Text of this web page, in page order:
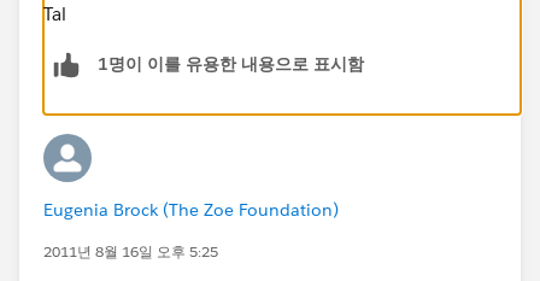
Tal
1명이 이를 유용한 내용으로 표시함
Eugenia Brock (The Zoe Foundation)
2011년 8월 16일 오후 5:25